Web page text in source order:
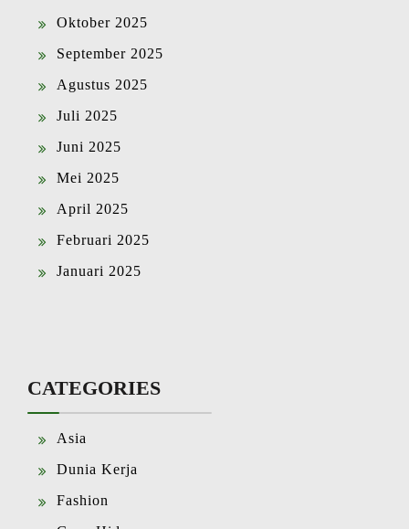
Oktober 2025
September 2025
Agustus 2025
Juli 2025
Juni 2025
Mei 2025
April 2025
Februari 2025
Januari 2025
CATEGORIES
Asia
Dunia Kerja
Fashion